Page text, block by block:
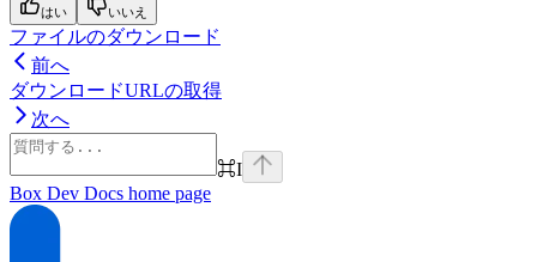
はい いいえ
ファイルのダウンロード
前へ
ダウンロードURLの取得
次へ
⌘I
Box Dev Docs home page